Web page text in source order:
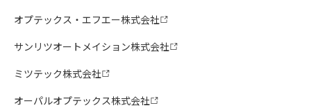
オプテックス・エフエー株式会社
サンリツオートメイション株式会社
ミツテック株式会社
オーパルオプテックス株式会社